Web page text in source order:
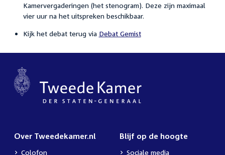
Kamervergaderingen (het stenogram). Deze zijn maximaal
vier uur na het uitspreken beschikbaar.
Kijk het debat terug via Debat Gemist
Over Tweedekamer.nl
Colofon
Blijf op de hoogte
Sociale media